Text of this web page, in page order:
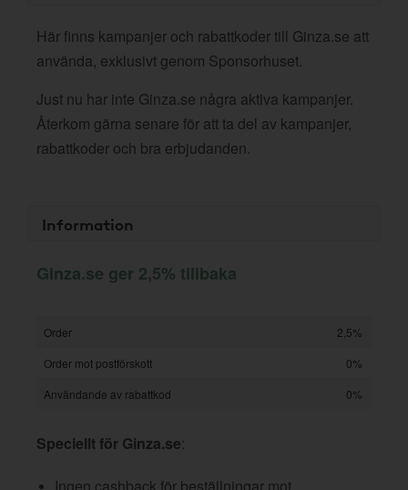
Här finns kampanjer och rabattkoder till Ginza.se att
använda, exklusivt genom Sponsorhuset.
Just nu har inte Ginza.se några aktiva kampanjer.
Återkom gärna senare för att ta del av kampanjer,
rabattkoder och bra erbjudanden.
Information
Ginza.se ger 2,5% tillbaka
Order
2,5%
Order mot postförskott
0%
Användande av rabattkod
0%
Speciellt för Ginza.se: